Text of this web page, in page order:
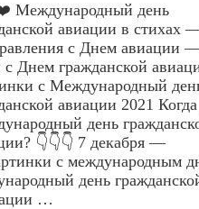
день
авиации в стихах
с Днем авиации
Днем гражданской
с Международный
авиации 2021 Когда
день
👇👇👇 7 декабря —
с международным
день
…